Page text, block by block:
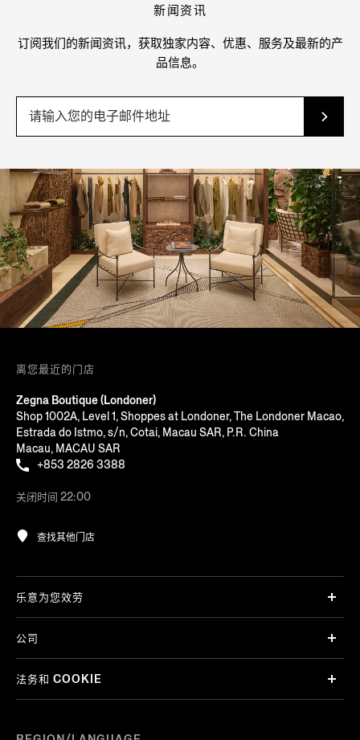
新闻资讯
订阅我们的新闻资讯，获取独家内容、优惠、服务及最新的产
品信息。
离您最近的门店
Zegna Boutique (Londoner)
Shop 1002A, Level 1, Shoppes at Londoner, The Londoner Macao,
Estrada do Istmo, s/n, Cotai, Macau SAR, P.R. China
Macau, MACAU SAR
+853 2826 3388
关闭时间 22:00
查找其他门店
乐意为您效劳
公司
法务和 COOKIE